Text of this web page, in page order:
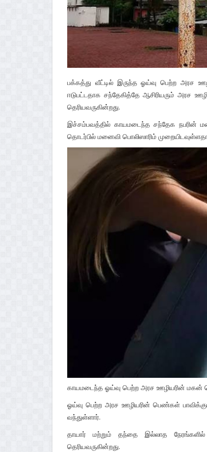
பக்கத்து வீட்டில் இருந்த ஓய்வு பெற்ற அரச
ஈடுபட்டதாக சந்தேகித்தே ஆசிரியரும் அரச
தெரியவருகின்றது.
இச்சம்பவத்தில் காயமடைந்த சந்தேக நபரின்
தொடர்பில் மனைவி பொலிஸாரிம்
காயமடைந்த ஓய்வு பெற்ற அரச ஊழியரின் மகன்
ஓய்வு பெற்ற அரச ஊழியரின் பெண்கள்
வந்துள்ளார்.
தாயார் மற்றும் தந்தை இல்லாத
தெரியவருகின்றது.